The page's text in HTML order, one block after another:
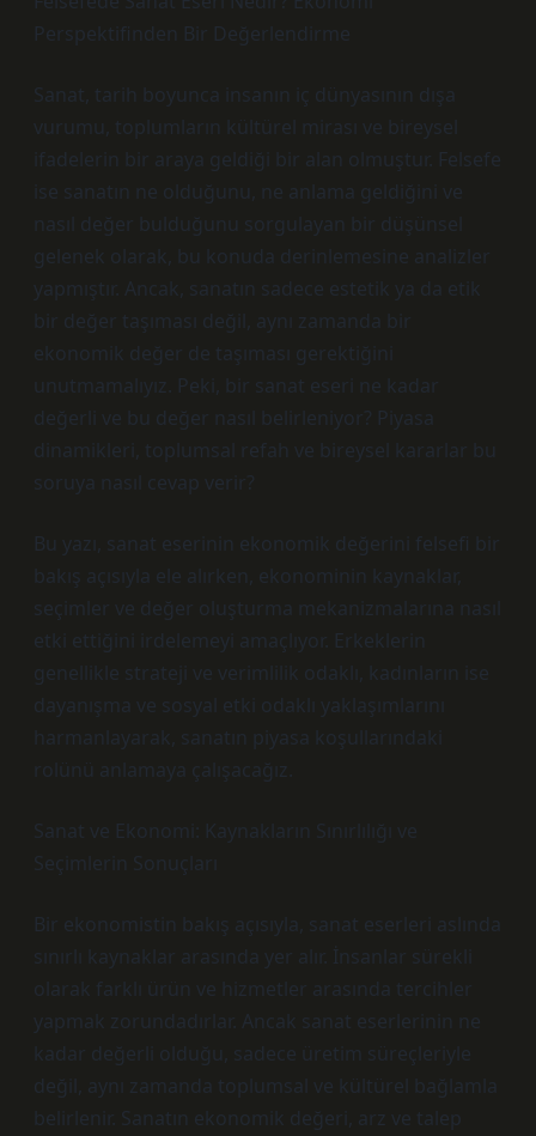
Perspektifinden Bir Değerlendirme
Sanat, tarih boyunca insanın iç dünyasının dışa
vurumu, toplumların kültürel mirası ve bireysel
ifadelerin bir araya geldiği bir alan olmuştur. Felsefe
ise sanatın ne olduğunu, ne anlama geldiğini ve
nasıl değer bulduğunu sorgulayan bir düşünsel
gelenek olarak, bu konuda derinlemesine analizler
yapmıştır. Ancak, sanatın sadece estetik ya da etik
bir değer taşıması değil, aynı zamanda bir
ekonomik değer de taşıması gerektiğini
unutmamalıyız. Peki, bir sanat eseri ne kadar
değerli ve bu değer nasıl belirleniyor? Piyasa
dinamikleri, toplumsal refah ve bireysel kararlar bu
soruya nasıl cevap verir?
Bu yazı, sanat eserinin ekonomik değerini felsefi bir
bakış açısıyla ele alırken, ekonominin kaynaklar,
seçimler ve değer oluşturma mekanizmalarına nasıl
etki ettiğini irdelemeyi amaçlıyor. Erkeklerin
genellikle strateji ve verimlilik odaklı, kadınların ise
dayanışma ve sosyal etki odaklı yaklaşımlarını
harmanlayarak, sanatın piyasa koşullarındaki
rolünü anlamaya çalışacağız.
Sanat ve Ekonomi: Kaynakların Sınırlılığı ve
Seçimlerin Sonuçları
Bir ekonomistin bakış açısıyla, sanat eserleri aslında
sınırlı kaynaklar arasında yer alır. İnsanlar sürekli
olarak farklı ürün ve hizmetler arasında tercihler
yapmak zorundadırlar. Ancak sanat eserlerinin ne
kadar değerli olduğu, sadece üretim süreçleriyle
değil, aynı zamanda toplumsal ve kültürel bağlamla
belirlenir. Sanatın ekonomik değeri, arz ve talep